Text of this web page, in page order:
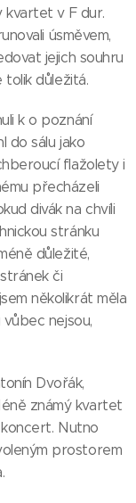
kvartet v F dur.
úsměvem,
jejich souhru
tolik důležitá.
k o poznání
do sálu jako
flažolety i
přecházeli
divák na chvíli
stránku
důležité,
či
několikrát měla
nejsou,
Dvořák,
známý kvartet
Nutno
prostorem